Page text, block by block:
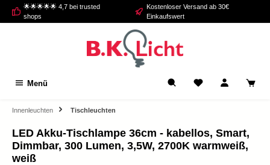
springen
🌟🌟🌟🌟🌟 4,7 bei trusted
shops
Kostenloser Versand ab 30€
Einkaufswert
Menü
Innenleuchten Tischleuchten
LED Akku-Tischlampe 36cm - kabellos, Smart,
Dimmbar, 300 Lumen, 3,5W, 2700K warmweiß,
weiß